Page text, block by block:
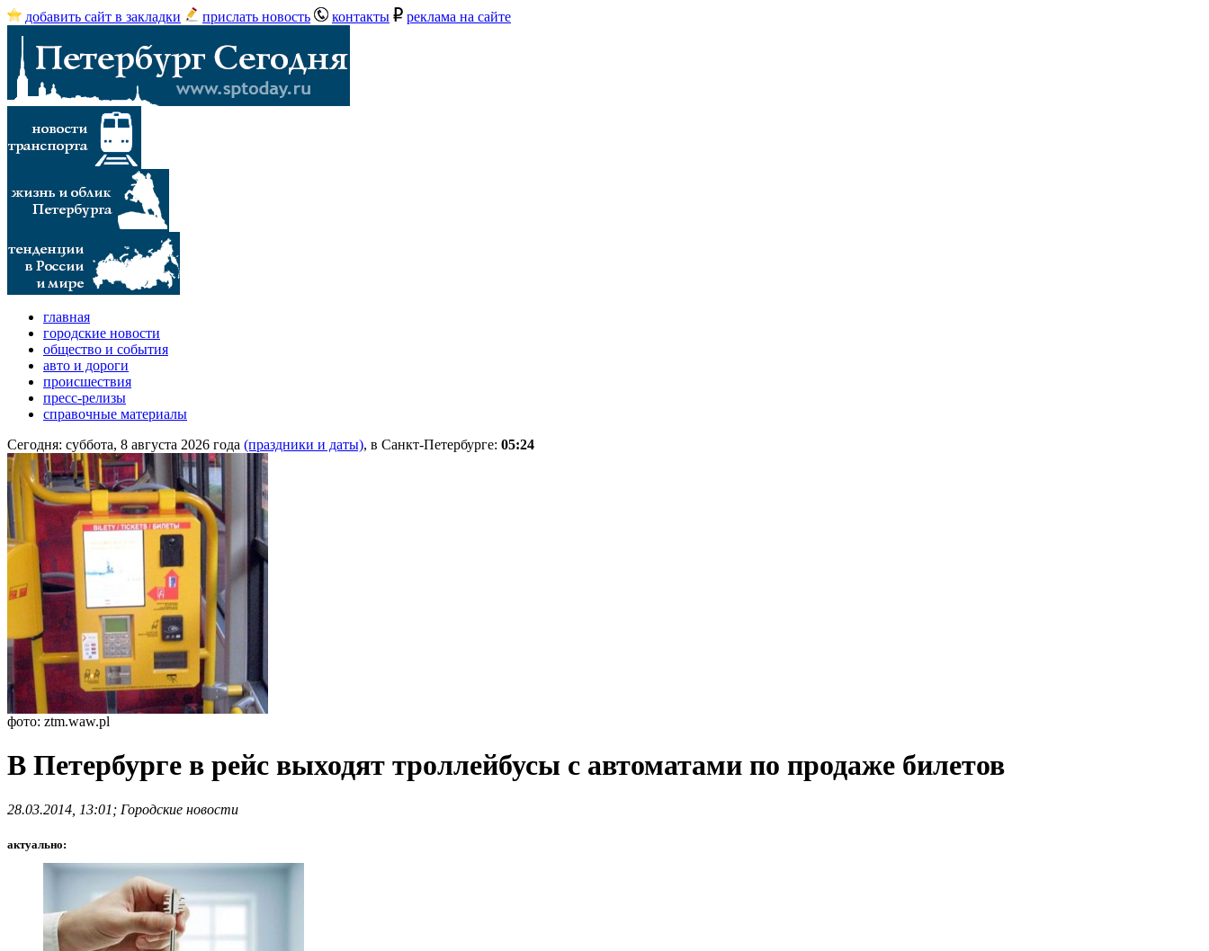
добавить сайт в закладки прислать новость контакты реклама на сайте
главная
городские новости
общество и события
авто и дороги
происшествия
пресс-релизы
справочные материалы
Сегодня: суббота, 8 августа 2026 года (праздники и даты), в Санкт-Петербурге: 05:24
фото: ztm.waw.pl
В Петербурге в рейс выходят троллейбусы с автоматами по продаже билетов
28.03.2014, 13:01; Городские новости
актуально: